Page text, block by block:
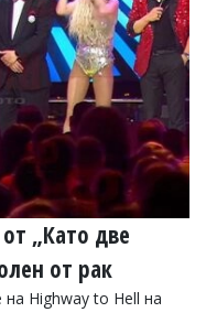
„Като две
от рак
на Highway to Hell на